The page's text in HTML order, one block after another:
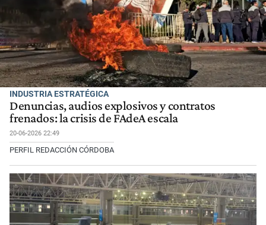
INDUSTRIA ESTRATÉGICA
Denuncias, audios explosivos y contratos
frenados: la crisis de FAdeA escala
20-06-2026 22:49
PERFIL REDACCIÓN CÓRDOBA